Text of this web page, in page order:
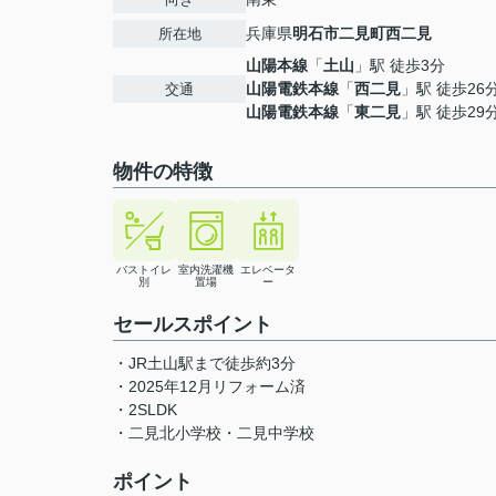
所在地 兵庫県明石市二見町西二見
交通
山陽本線 「土山 」駅 徒歩3分
山陽電鉄本線 「西二見 」駅 徒歩26
山陽電鉄本線 「東二見 」駅 徒歩29
物件の特徴
バストイレ
別
室内洗濯機
置場
エレベータ
ー
セールスポイント
・JR土山駅まで徒歩約3分
・2025年12月リフォーム済
・2SLDK
・二見北小学校・二見中学校
ポイント